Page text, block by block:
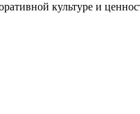
культуре и